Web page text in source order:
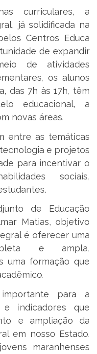
curriculares, a
já solidificada na
Centros Educa
de expandir
de atividades
os alunos
das 7h às 17h, têm
educacional, a
novas áreas.
entre as temáticas
e projetos
para incentivar o
sociais,
de Educação
Matias, objetivo
é oferecer uma
e ampla,
uma formação que
para a
e indicadores que
e ampliação da
em nosso Estado.
maranhenses